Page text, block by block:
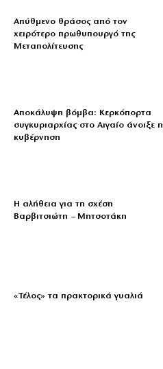
Απύθμενο θράσος από τον
χειρότερο πρωθυπουργό της
Μεταπολίτευσης
Αποκάλυψη βόμβα: Κερκόπορτα
συγκυριαρχίας στο Αιγαίο άνοιξε η
κυβέρνηση
Η αλήθεια για τη σχέση
Βαρβιτσιώτη – Μητσοτάκη
«Τέλος» τα πρακτορικά γυαλιά